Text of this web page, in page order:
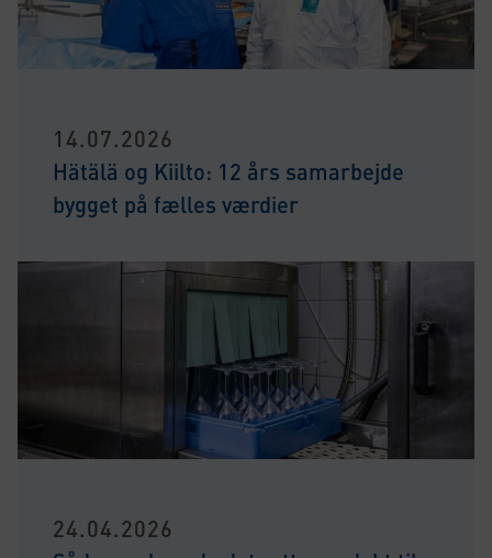
14.07.2026
Hätälä og Kiilto: 12 års samarbejde
bygget på fælles værdier
24.04.2026